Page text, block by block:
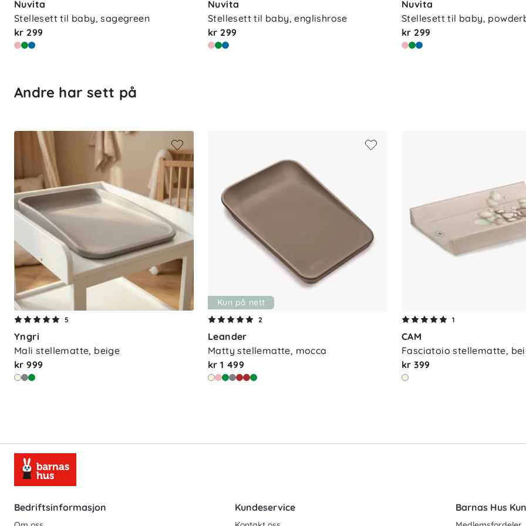
Nuvita
Stellesett til baby, sagegreen
kr 299
Nuvita
Stellesett til baby, englishrose
kr 299
Nuvita
Stellesett til baby,
kr 299
Andre har sett på
5
Yngri
Mali stellematte, beige
kr 999
Kun på nett
2
Leander
Matty stellematte, mocca
kr 1 499
1
CAM
Fasciatoio stellematte,
kr 399
Bedriftsinformasjon Kundeservice Barnas Hus